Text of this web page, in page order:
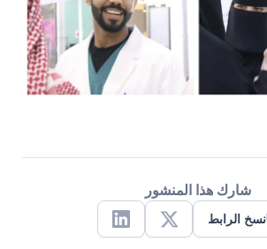
شارك هذا المنشور
نسخ الرابط
X
Linkedin